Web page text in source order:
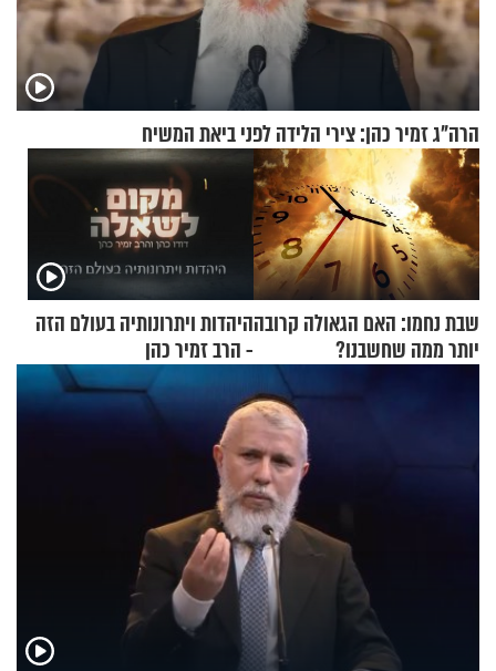
הרה"ג זמיר כהן: צירי הלידה לפני ביאת המשיח
שבת נחמו: האם הגאולה קרובה
יותר ממה שחשבנו?
היהדות ויתרונותיה בעולם הזה
- הרב זמיר כהן